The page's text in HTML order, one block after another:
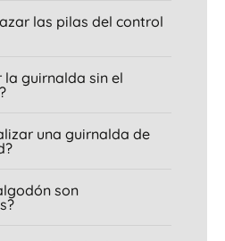
las pilas del control
guirnalda sin el
una guirnalda de
son